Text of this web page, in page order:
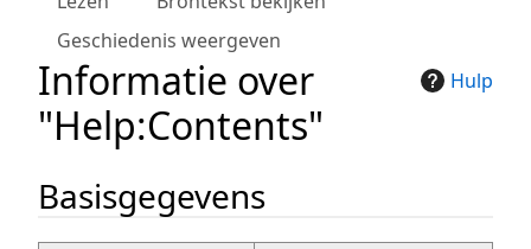
Geschiedenis weergeven
Hulp
Informatie over
"Help:Contents"
Basisgegevens